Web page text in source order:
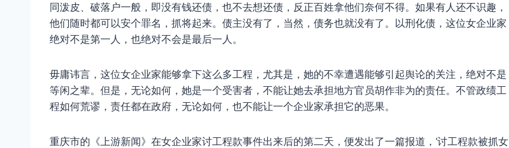
同泼皮、破落户一般，即没有钱还债，也不去想还债，反正百姓拿他们奈何不得。如果有人还不识趣，
他们随时都可以安个罪名，抓将起来。债主没有了，当然，债务也就没有了。以刑化债，这位女企业家
绝对不是第一人，也绝对不会是最后一人。
毋庸讳言，这位女企业家能够拿下这么多工程，尤其是，她的不幸遭遇能够引起舆论的关注，绝对不是
等闲之辈。但是，无论如何，她是一个受害者，不能让她去承担地方官员胡作非为的责任。不管政绩工
程如何荒谬，责任都在政府，无论如何，也不能让一个企业家承担它的恶果。
重庆市的《上游新闻》在女企业家讨工程款事件出来后的第二天，便发出了一篇报道，‘讨工程款被抓女